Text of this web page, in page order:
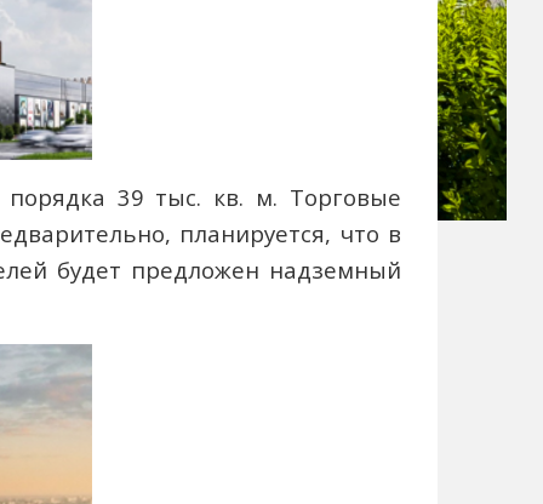
39 тыс. кв. м. Торговые
планируется, что в
будет предложен надземный